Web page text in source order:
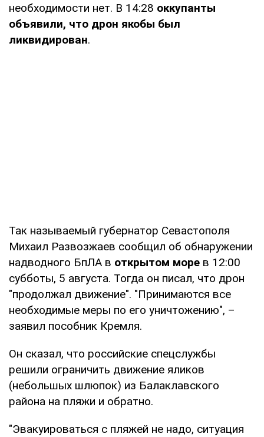
необходимости нет. В 14:28 оккупанты
объявили, что дрон якобы был
ликвидирован.
Так называемый губернатор Севастополя
Михаил Развозжаев сообщил об обнаружении
надводного БпЛА в открытом море в 12:00
субботы, 5 августа. Тогда он писал, что дрон
"продолжал движение". "Принимаются все
необходимые меры по его уничтожению", –
заявил пособник Кремля.
Он сказал, что российские спецслужбы
решили ограничить движение яликов
(небольшых шлюпок) из Балаклавского
района на пляжи и обратно.
"Эвакуироваться с пляжей не надо, ситуация